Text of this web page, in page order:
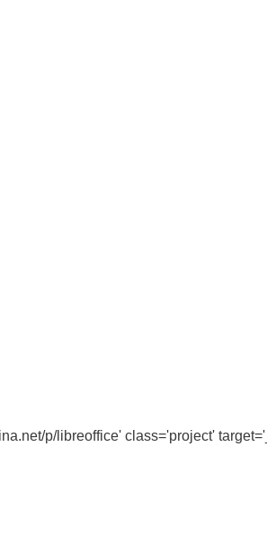
p/libreoffice' class='project'